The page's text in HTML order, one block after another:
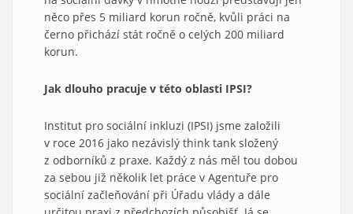
něco přes 5 miliard korun ročně, kvůli práci na
černo přichází stát ročně o celých 200 miliard
korun.
Jak dlouho pracuje v této oblasti IPSI?
Institut pro sociální inkluzi (IPSI) jsme založili
v roce 2016 jako nezávislý think tank složený
z odborníků z praxe. Každý z nás měl tou dobou
za sebou již několik let práce v Agentuře pro
sociální začleňování při Úřadu vlády a dále